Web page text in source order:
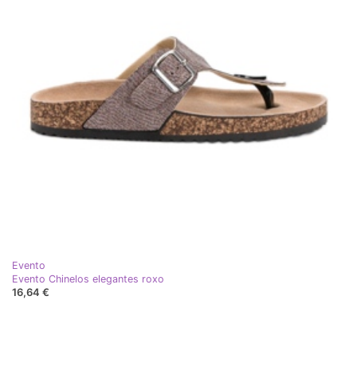
Evento
Evento Chinelos elegantes roxo
16,64 €